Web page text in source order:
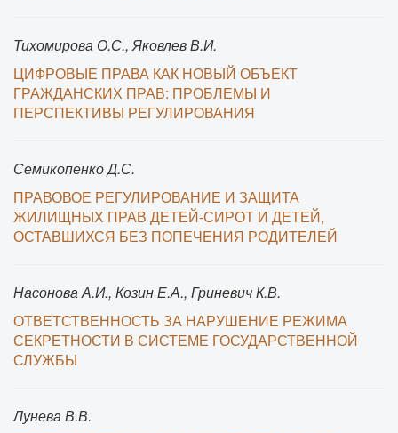
Тихомирова О.С., Яковлев В.И.
ЦИФРОВЫЕ ПРАВА КАК НОВЫЙ ОБЪЕКТ
ГРАЖДАНСКИХ ПРАВ: ПРОБЛЕМЫ И
ПЕРСПЕКТИВЫ РЕГУЛИРОВАНИЯ
Семикопенко Д.С.
ПРАВОВОЕ РЕГУЛИРОВАНИЕ И ЗАЩИТА
ЖИЛИЩНЫХ ПРАВ ДЕТЕЙ-СИРОТ И ДЕТЕЙ,
ОСТАВШИХСЯ БЕЗ ПОПЕЧЕНИЯ РОДИТЕЛЕЙ
Насонова А.И., Козин Е.А., Гриневич К.В.
ОТВЕТСТВЕННОСТЬ ЗА НАРУШЕНИЕ РЕЖИМА
СЕКРЕТНОСТИ В СИСТЕМЕ ГОСУДАРСТВЕННОЙ
СЛУЖБЫ
Лунева В.В.